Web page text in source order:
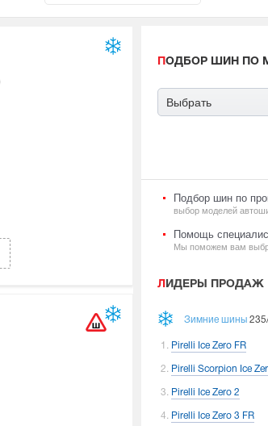
ПОДБОР ШИН ПО
Выбрать
Подбор шин по
выбор моделей
Помощь
Мы поможем вам
ЛИДЕРЫ ПРОДАЖ
Зимние шины
Pirelli Ice Zero FR
Pirelli Scorpion Ice
Pirelli Ice Zero 2
Pirelli Ice Zero 3 FR